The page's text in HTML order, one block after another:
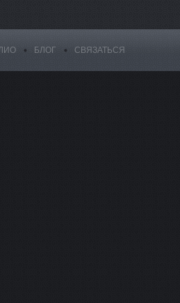
БЛОГ СВЯЗАТЬСЯ